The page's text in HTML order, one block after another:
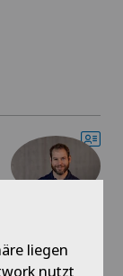
liegen
nutzt